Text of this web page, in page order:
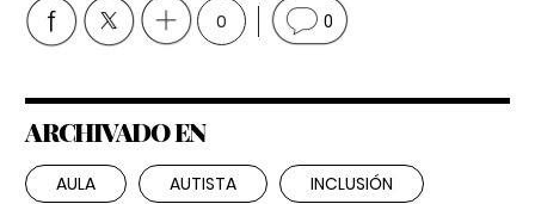
0 0
ARCHIVADO EN
AULA AUTISTA INCLUSIÓN